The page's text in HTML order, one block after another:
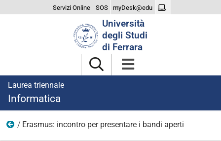
Servizi Online SOS myDesk@edu
Università
degli Studi
di Ferrara
Laurea triennale
Informatica
2025
Erasmus: incontro per presentare i bandi aperti